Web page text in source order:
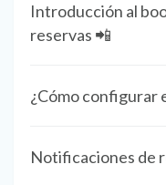
Introducción al
reservas 📲
¿Cómo configurar
Notificaciones de